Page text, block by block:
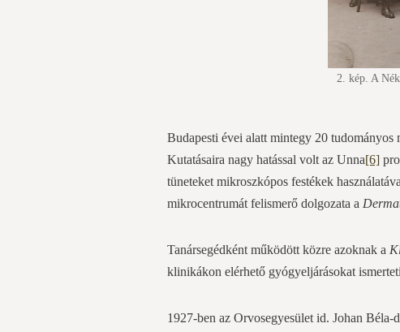
2. kép. A
Budapesti évei alatt mintegy 20
Kutatásaira nagy hatással volt az Unna[6]
tüneteket mikroszkópos festékek
mikrocentrumát felismerő dolgozata a
Tanársegédként működött közre azoknak a
klinikákon elérhető gyógyeljárásokat
1927-ben az Orvosegyesület id. Johan Béla-